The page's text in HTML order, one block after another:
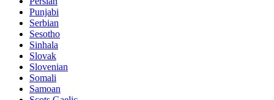
Punjabi
Serbian
Sesotho
Sinhala
Slovak
Slovenian
Somali
Samoan